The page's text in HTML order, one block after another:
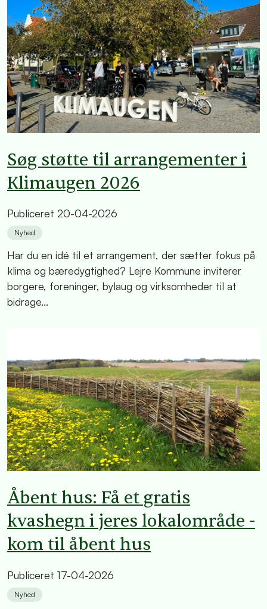
Søg støtte til arrangementer i
Klimaugen 2026
Publiceret 20-04-2026
Nyhed
Har du en idé til et arrangement, der sætter fokus på
klima og bæredygtighed? Lejre Kommune inviterer
borgere, foreninger, bylaug og virksomheder til at
bidrage...
Åbent hus: Få et gratis
kvashegn i jeres lokalområde -
kom til åbent hus
Publiceret 17-04-2026
Nyhed